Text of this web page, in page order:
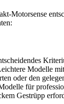
Motorsense
Modelle
oder den
für
Gestrüpp